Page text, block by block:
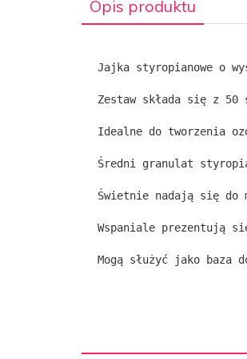
Opis produktu
Jajka styropianowe o
Zestaw składa się z 50
Idealne do tworzenia
Średni granulat
Świetnie nadają się do
Wspaniale prezentują
Mogą służyć jako